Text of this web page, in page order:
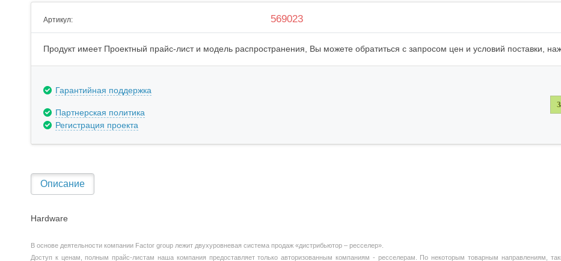
Артикул: 569023
Продукт имеет Проектный прайс-лист и модель распространения, Вы можете обратиться с запросом цен и условий поставки,
Гарантийная поддержка
Партнерская политика
Регистрация проекта
Описание
Hardware
В основе деятельности компании Factor group лежит двухуровневая система продаж «дистрибьютор – ресселер».
Доступ к ценам, полным прайс-листам наша компания предоставляет только авторизованным компаниям - ресселерам. По некоторым товарным направлениям,